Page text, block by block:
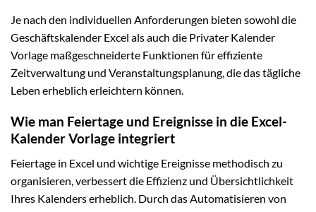
Je nach den individuellen Anforderungen bieten sowohl die
Geschäftskalender Excel als auch die Privater Kalender
Vorlage maßgeschneiderte Funktionen für effiziente
Zeitverwaltung und Veranstaltungsplanung, die das tägliche
Leben erheblich erleichtern können.
Wie man Feiertage und Ereignisse in die Excel-
Kalender Vorlage integriert
Feiertage in Excel und wichtige Ereignisse methodisch zu
organisieren, verbessert die Effizienz und Übersichtlichkeit
Ihres Kalenders erheblich. Durch das Automatisieren von